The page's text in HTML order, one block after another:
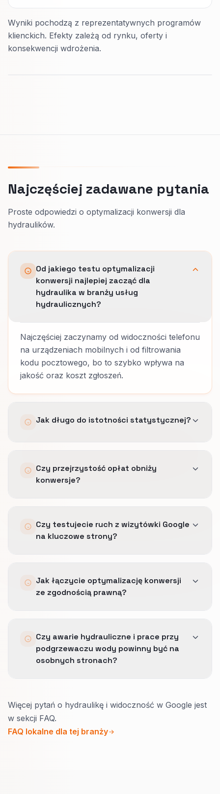
Wyniki pochodzą z reprezentatywnych programów
klienckich. Efekty zależą od rynku, oferty i
konsekwencji wdrożenia.
Najczęściej zadawane pytania
Proste odpowiedzi o optymalizacji konwersji dla
hydraulików.
Od jakiego testu optymalizacji
konwersji najlepiej zacząć dla
hydraulika w branży usług
hydraulicznych?
Najczęściej zaczynamy od widoczności telefonu
na urządzeniach mobilnych i od filtrowania
kodu pocztowego, bo to szybko wpływa na
jakość oraz koszt zgłoszeń.
Jak długo do istotności statystycznej?
Strony z dużym płatnym ruchem uczą się w
Czy przejrzystość opłat obniży
konwersje?
podnosząc zamknięcia na pożądanych
rozmowach.
Czy testujecie ruch z wizytówki Google
na kluczowe strony?
Używamy unikalnych tagów kampanii w
Jak łączycie optymalizację konwersji
ze zgodnością prawną?
opłatach, czasie reakcji i zakresie usług są
zgodne z realną ofertą i wymaganiami
prawnymi.
Czy awarie hydrauliczne i prace przy
podgrzewaczu wody powinny być na
osobnych stronach?
Awaria potrzebuje szybkiej strony na telefon,
łatwego numeru i jawnych miast wyjazdu.
Więcej pytań o hydraulikę i widoczność w Google jest
w sekcji FAQ.
FAQ lokalne dla tej branży